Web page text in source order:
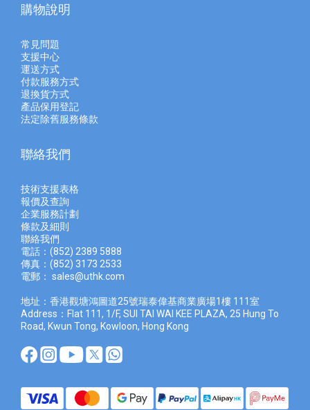
購物說明
常見問題
支援中心
運送方式
付款服務方式
退換貨方式
產品保用登記
法定除舊服務條款
聯絡我們
技術支援表格
報價及查詢
企業服務計劃
條款及細則
聯絡我們
電話：(852) 2389 5888
傳真：(852) 3173 2533
電郵： sales@uthk.com
地址：香港觀塘鴻圖道25號瑞泰偉基商業廣場1樓 111室
Address：Flat 111, 1/F, SUI TAI WAI KEE PLAZA, 25 Hung To
Road, Kwun Tong, Kowloon, Hong Kong